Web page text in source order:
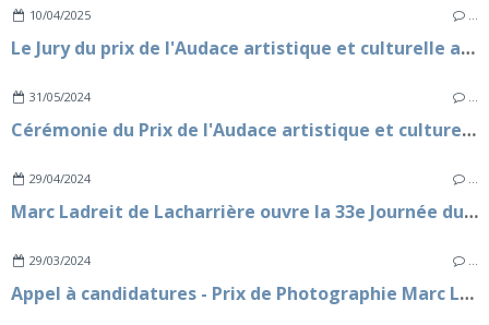
10/04/2025 …
Le Jury du prix de l'Audace artistique et culturelle a désigné les 3 lauréats
31/05/2024 …
Cérémonie du Prix de l'Audace artistique et culturelle 2024
29/04/2024 …
Marc Ladreit de Lacharrière ouvre la 33e Journée du Livre Politique à l'Assemblée nationale
29/03/2024 …
Appel à candidatures - Prix de Photographie Marc Ladreit de Lacharrière - Académie des beaux-arts - 15e édition